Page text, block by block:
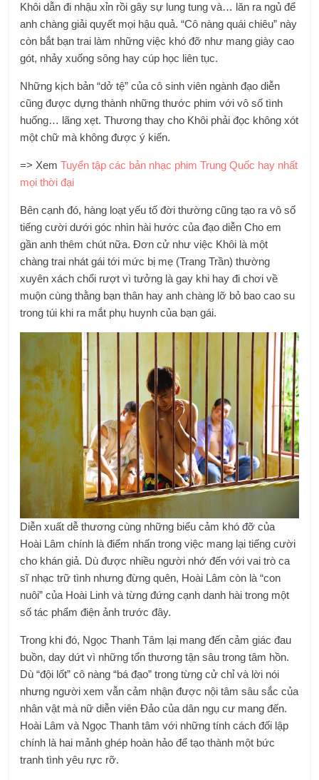
Khôi dẫn đi nhậu xỉn rồi gây sự lung tung và… lăn ra ngủ để
anh chàng giải quyết mọi hậu quả. “Cô nàng quái chiêu” này
còn bắt bạn trai làm những việc khó đỡ như mang giày cao
gót, nhảy xuống sông hay cúp học liên tục.
Những kịch bản “dở tệ” của cô sinh viên ngành đạo diễn
cũng được dựng thành những thước phim với vô số tình
huống… lãng xẹt. Thương thay cho Khôi phải đọc không xót
một chữ mà không được ý kiến.
=> XemTuyển tập các bản nhạc phim Trung Quốc hay nhất
mọi thời đại
Bên cạnh đó, hàng loạt yếu tố đời thường cũng tạo ra vô số
tiếng cười dưới góc nhìn hài hước của đạo diễn Cho em
gần anh thêm chút nữa. Đơn cử như việc Khôi là một
chàng trai nhát gái tới mức bị mẹ (Trang Trần) thường
xuyên xách chổi rượt vì tưởng là gay khi hay đi chơi về
muộn cùng thằng bạn thân hay anh chàng lỡ bỏ bao cao su
trong túi khi ra mắt phụ huynh của bạn gái.
Diễn xuất dễ thương cùng những biểu cảm khó đỡ của
Hoài Lâm chính là điểm nhấn trong việc mang lại tiếng cười
cho khán giả. Dù được nhiều người nhớ đến với vai trò ca
sĩ nhạc trữ tình nhưng đừng quên, Hoài Lâm còn là “con
nuôi” của Hoài Linh và từng đứng cạnh danh hài trong một
số tác phẩm điện ảnh trước đây.
Trong khi đó, Ngọc Thanh Tâm lại mang đến cảm giác đau
buồn, day dứt vì những tổn thương tận sâu trong tâm hồn.
Dù “đội lốt” cô nàng “bá đạo” trong từng cử chỉ và lời nói
nhưng người xem vẫn cảm nhận được nội tâm sâu sắc của
nhân vật mà nữ diễn viên Đảo của dân ngụ cư mang đến.
Hoài Lâm và Ngọc Thanh tâm với những tính cách đối lập
chính là hai mảnh ghép hoàn hảo để tạo thành một bức
tranh tình yêu rực rỡ.